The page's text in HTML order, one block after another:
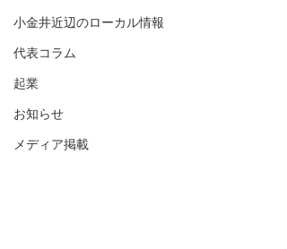
小金井近辺のローカル情報
代表コラム
起業
お知らせ
メディア掲載